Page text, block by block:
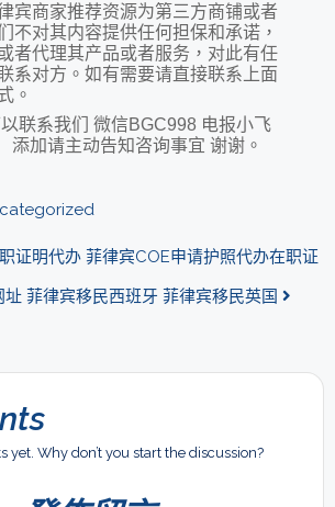
宾商家推荐资源为第三方商铺或者
不对其内容提供任何担保和承诺，
者代理其产品或者服务，对此有任
系对方。如有需要请直接联系上面
。
联系我们 微信BGC998 电报小飞
加请主动告知咨询事宜 谢谢。
证明代办 菲律宾COE申请护照代办在职证
菲律宾移民西班牙 菲律宾移民英国
yet. Why don’t you start the discussion?